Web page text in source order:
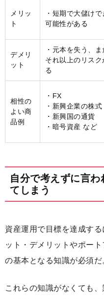
メリッ
ト
・短期で大儲けで
可能性がある
デメリ
ット
・元本を失う、ま
それ以上のリスク
る
相性の
よい商
品例
・FX
・新興企業の株式
・新興国の通貨
・暗号資産 など
自分で考えずに言
てしまう
資産運用で目標を達成す
ット・デメリットやポー
の基本となる知識が必須だ
これらの知識がなくても